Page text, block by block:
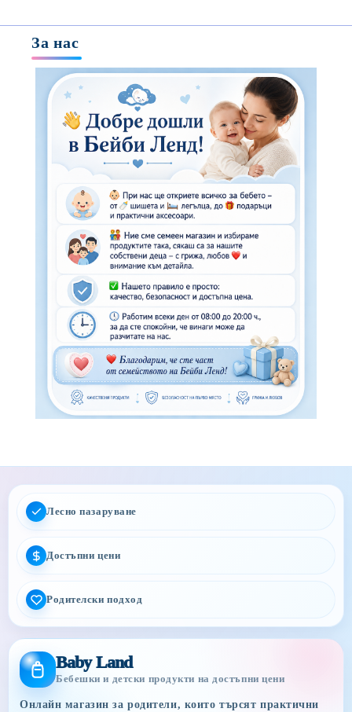
За нас
Лесно пазаруване
Достъпни цени
Родителски подход
Baby Land
Бебешки и детски продукти на достъпни цени
Онлайн магазин за родители, които търсят практични